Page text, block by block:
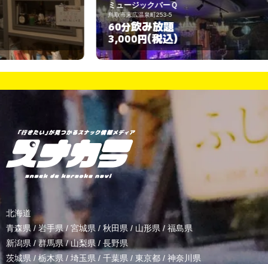
ミュージックバーＱ
鳥取市末広温泉町253-5
60分飲み放題
3,000円 (税込)
鳥
北海道
青森県 / 岩手県/ 宮城県 / 秋田県 / 山形県/ 福島県
新潟県 /群馬県/山梨県 / 長野県
茨城県 / 栃木県 / 埼玉県 / 千葉県 / 東京都 / 神奈川県